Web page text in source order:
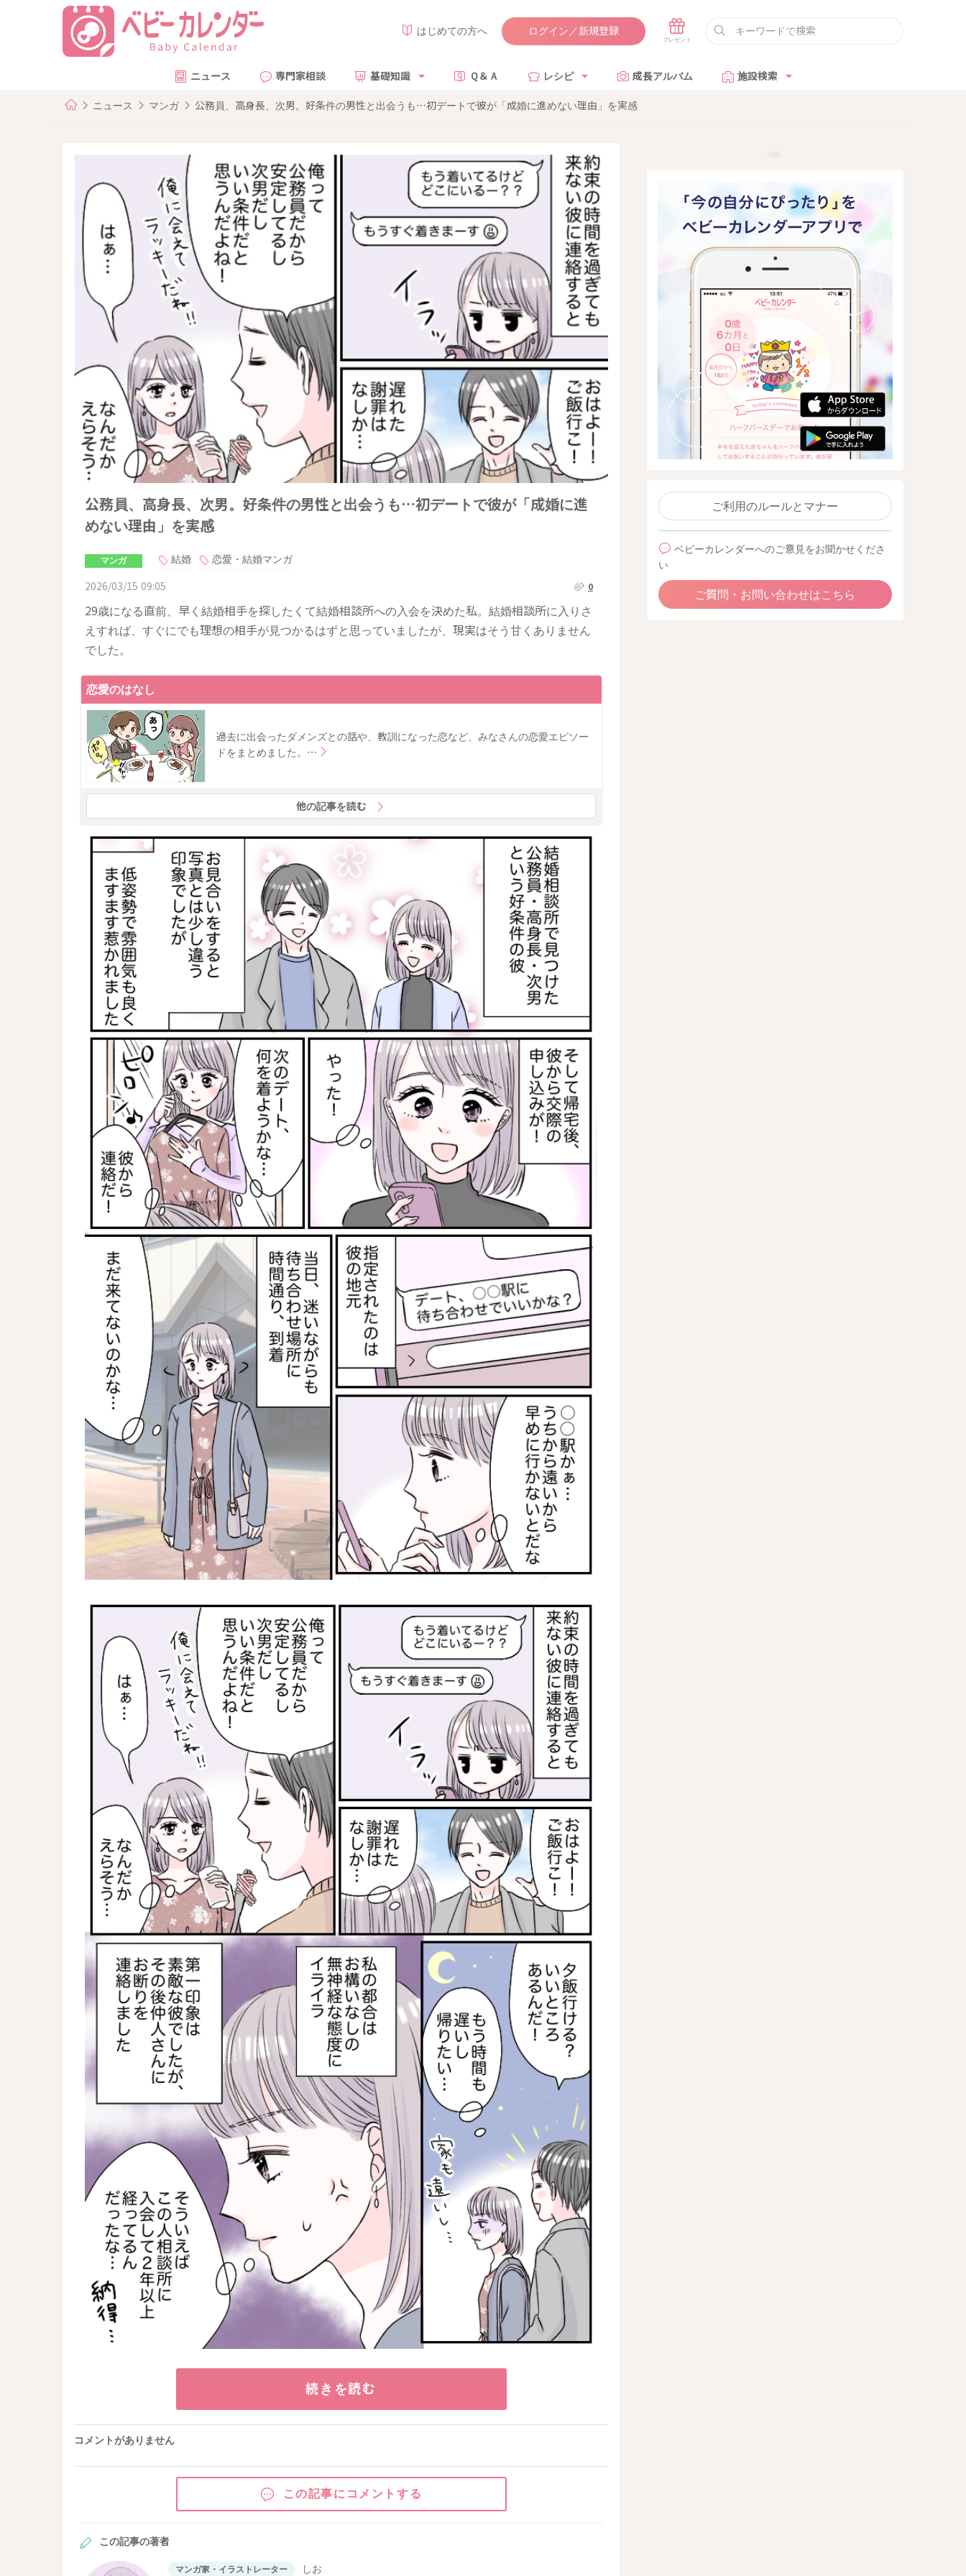
はじめての方へ ログイン／新規登録
ニュース 専門家相談 基礎知識 Ｑ＆Ａ レシピ 成長アルバム 施設検索
ニュース マンガ 公務員、高身長、次男。好条件の男性と出会うも…初デートで彼が「成婚に進めない理由」を実感
公務員、高身長、次男。好条件の男性と出会うも…初デートで彼が「成婚に進
めない理由」を実感
マンガ 結婚 恋愛・結婚マンガ
2026/03/15 09:05 0
29歳になる直前、早く結婚相手を探したくて結婚相談所への入会を決めた私。結婚相談所に入りさ
えすれば、すぐにでも理想の相手が見つかるはずと思っていましたが、現実はそう甘くありません
でした。
恋愛のはなし
過去に出会ったダメンズとの話や、教訓になった恋など、みなさんの恋愛エピソー
ドをまとめました。…
他の記事を読む
続きを読む
コメントがありません
この記事にコメントする
この記事の著者
マンガ家・イラストレーター しお
ご利用のルールとマナー
ベビーカレンダーへのご意見をお聞かせくださ
い
ご質問・お問い合わせはこちら